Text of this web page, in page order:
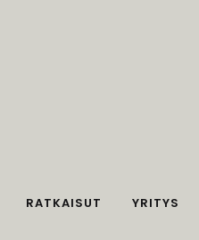
RATKAISUT YRITYS